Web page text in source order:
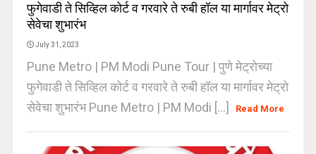
फुगेवाडी ते सिव्हिल कोर्ट व गरवारे ते रुबी हॉल या मार्गावर मेट्रो
सेवेचा शुभारंभ
July 31, 2023
Pune Metro | PM Modi Pune Tour | पुणे मेट्रोच्या
फुगेवाडी ते सिव्हिल कोर्ट व गरवारे ते रुबी हॉल या मार्गावर मेट्रो
सेवेचा शुभारंभ Pune Metro | PM Modi [...]
Read More